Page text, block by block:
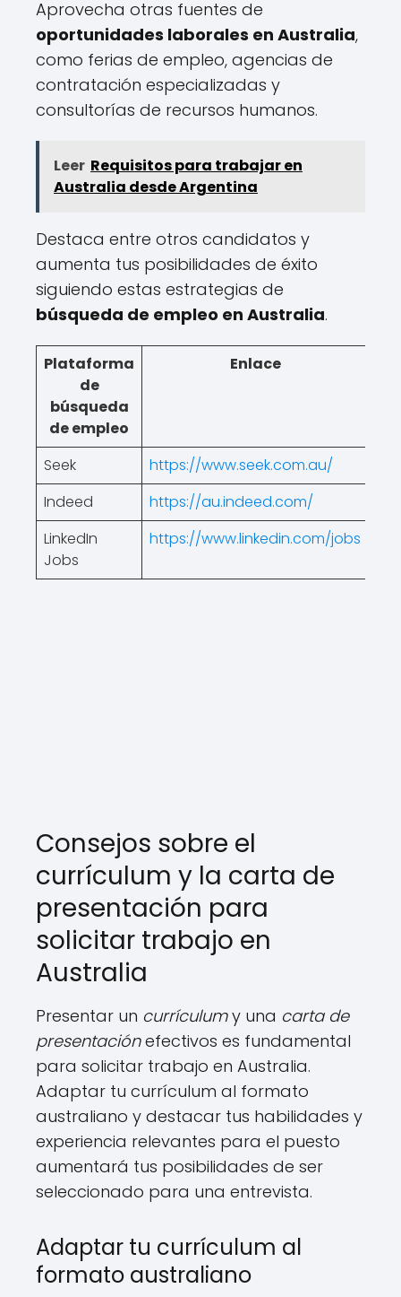
Aprovecha otras fuentes de
oportunidades laborales en Australia,
como ferias de empleo, agencias de
contratación especializadas y
consultorías de recursos humanos.
Leer Requisitos para trabajar en
Australia desde Argentina
Destaca entre otros candidatos y
aumenta tus posibilidades de éxito
siguiendo estas estrategias de
búsqueda de empleo en Australia.
Plataforma
de
búsqueda
de empleo
Enlace
Seek
https://www.seek.com.au/
Indeed
https://au.indeed.com/
LinkedIn
Jobs
https://www.linkedin.com/jobs
Consejos sobre el
currículum y la carta de
presentación para
solicitar trabajo en
Australia
Presentar un currículumy una carta de
presentaciónefectivos es fundamental
para solicitar trabajo en Australia.
Adaptar tu currículum al formato
australiano y destacar tus habilidades y
experiencia relevantes para el puesto
aumentará tus posibilidades de ser
seleccionado para una entrevista.
Adaptar tu currículum al
formato australiano